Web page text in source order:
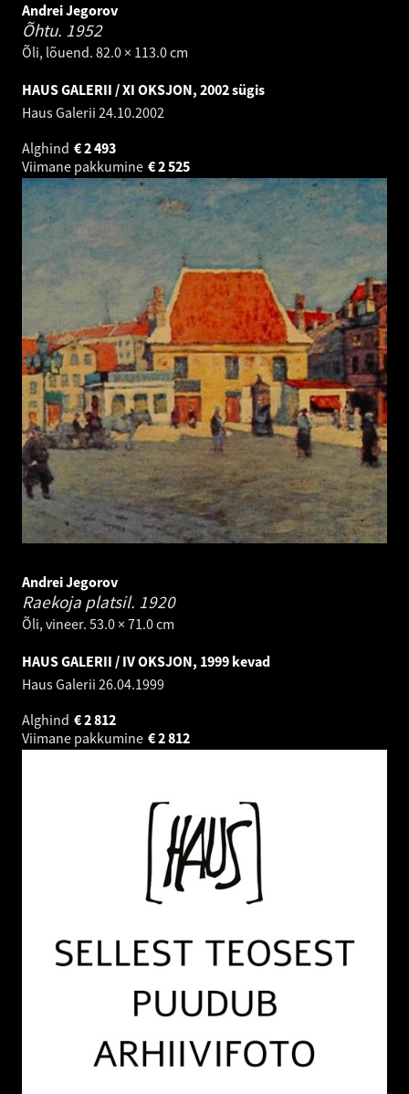
Andrei Jegorov
Õhtu. 1952
Õli, lõuend. 82.0 × 113.0 cm
HAUS GALERII / XI OKSJON, 2002 sügis
Haus Galerii 24.10.2002
Alghind
2 493
€
Viimane pakkumine
2 525
€
Andrei Jegorov
Raekoja platsil. 1920
Õli, vineer. 53.0 × 71.0 cm
HAUS GALERII / IV OKSJON, 1999 kevad
Haus Galerii 26.04.1999
Alghind
2 812
€
Viimane pakkumine
2 812
€